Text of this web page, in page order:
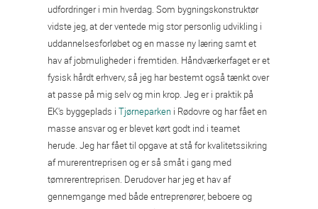
udfordringer i min hverdag. Som bygningskonstruktør
vidste jeg, at der ventede mig stor personlig udvikling i
uddannelsesforløbet og en masse ny læring samt et
hav af jobmuligheder i fremtiden. Håndværkerfaget er et
fysisk hårdt erhverv, så jeg har bestemt også tænkt over
at passe på mig selv og min krop. Jeg er i praktik på
EK's byggeplads iTjørneparken i Rødovre og har fået en
masse ansvar og er blevet kørt godt ind i teamet
herude. Jeg har fået til opgave at stå for kvalitetssikring
af murerentreprisen og er så småt i gang med
tømrerentreprisen. Derudover har jeg et hav af
gennemgange med både entreprenører, beboere og